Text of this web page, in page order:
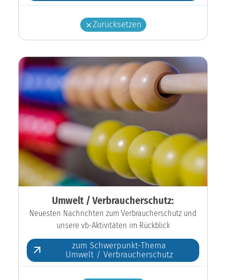
Zurücksetzen
Umwelt / Verbraucherschutz:
Neuesten Nachrichten zum Verbraucherschutz und
unsere vb-Aktivitäten im Rückblick
zum Schwerpunkt-Thema
Umwelt / Verbraucherschutz